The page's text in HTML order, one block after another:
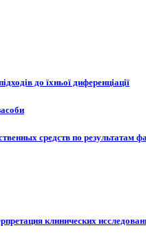
до їхньої диференціації
средств по результатам
клинических